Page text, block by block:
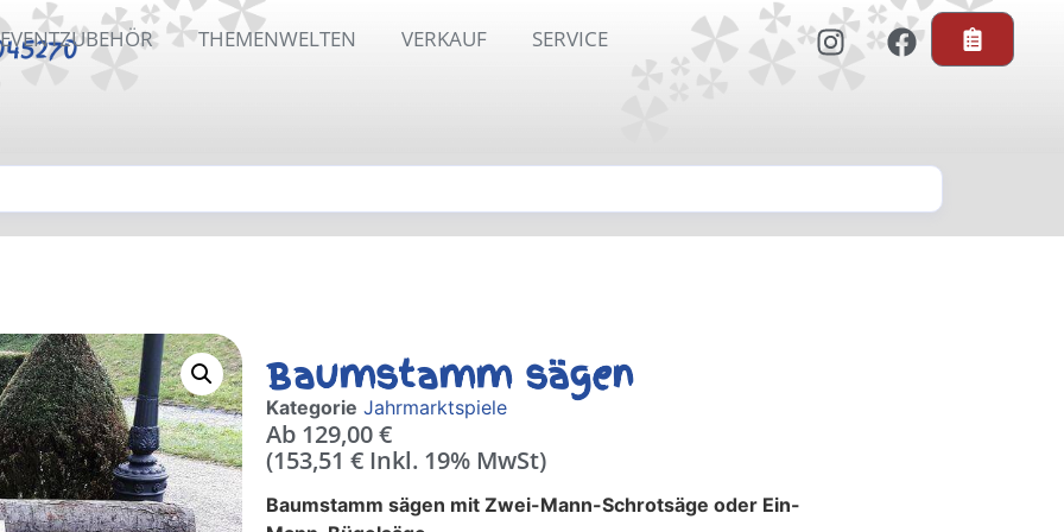
EVENTZUBEHÖR THEMENWELTEN VERKAUF SERVICE
Baumstamm sägen
Kategorie Jahrmarktspiele
Ab 129,00€
(153,51 € Inkl. 19% MwSt)
Baumstamm sägen mit Zwei-Mann-Schrotsäge oder Ein-